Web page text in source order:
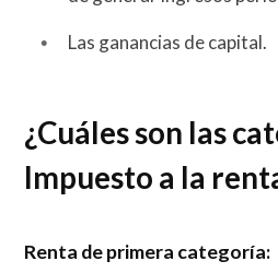
Las ganancias de capital.
¿Cuáles son las
Impuesto a la
Renta de primera categoría: